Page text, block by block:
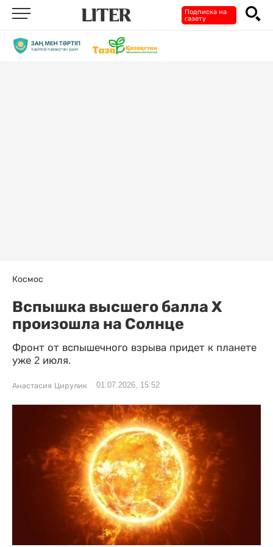
Подписка на
газету
Космос
Вспышка высшего балла X
произошла на Солнце
Фронт от вспышечного взрыва придет к планете
уже 2 июля.
Анастасия Цирулик 01.07.2026, 15:52